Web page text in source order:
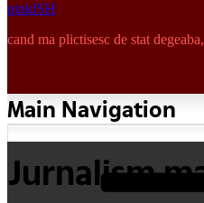
pinkISH
cand ma plictisesc de stat
Main Navigation
Jurnalism